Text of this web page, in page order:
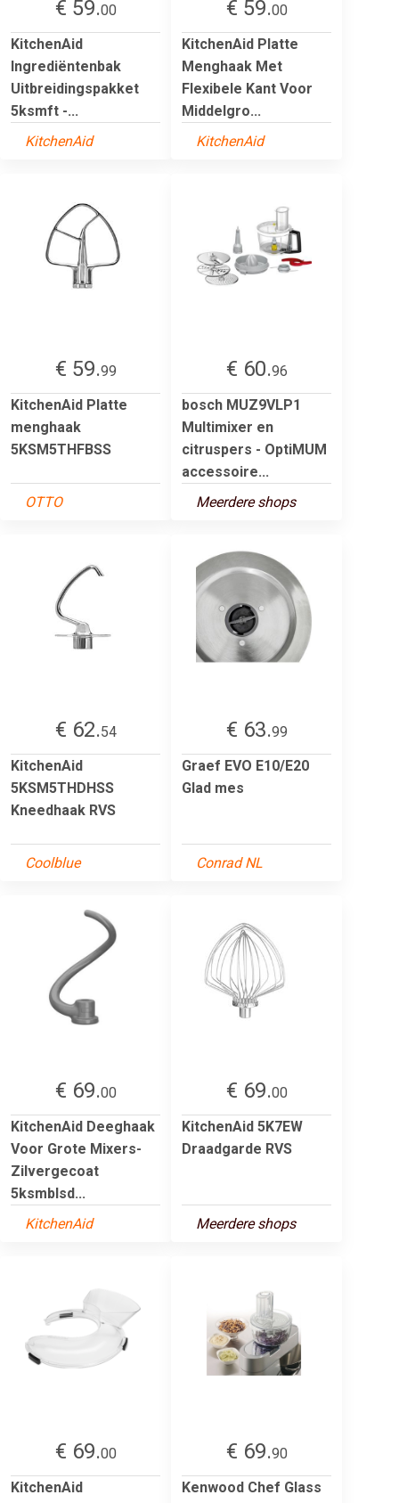
€ 59.00
KitchenAid
Ingrediëntenbak
Uitbreidingspakket
5ksmft -...
KitchenAid
€ 59.00
KitchenAid Platte
Menghaak Met
Flexibele Kant Voor
Middelgro...
KitchenAid
€ 59.99
KitchenAid Platte
menghaak
5KSM5THFBSS
OTTO
€ 60.96
bosch MUZ9VLP1
Multimixer en
citruspers - OptiMUM
accessoire...
Meerdere shops
€ 62.54
KitchenAid
5KSM5THDHSS
Kneedhaak RVS
Coolblue
€ 63.99
Graef EVO E10/E20
Glad mes
Conrad NL
€ 69.00
KitchenAid Deeghaak
Voor Grote Mixers-
Zilvergecoat
5ksmblsd...
KitchenAid
€ 69.00
KitchenAid 5K7EW
Draadgarde RVS
Meerdere shops
€ 69.00
KitchenAid
€ 69.90
Kenwood Chef Glass